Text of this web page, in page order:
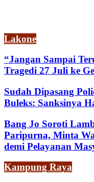
Lakone
“Jangan Sampai
Tragedi 27 Juli ke
Sudah Dipasang
Buleks: Sanksinya
Bang Jo Soroti
Paripurna, Minta
demi Pelayanan
Kampung Raya